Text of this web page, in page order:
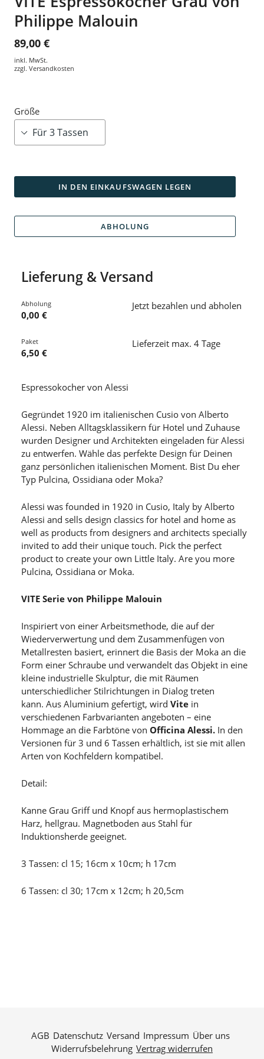
Philippe Malouin
89,00 €
inkl. MwSt.
zzgl. Versandkosten
Größe
IN DEN EINKAUFSWAGEN LEGEN
ABHOLUNG
Lieferung & Versand
Abholung
0,00 €
Jetzt bezahlen und abholen
Paket
6,50 €
Lieferzeit max. 4 Tage
Espressokocher von Alessi
Gegründet 1920 im italienischen Cusio von Alberto
Alessi. Neben Alltagsklassikern für Hotel und Zuhause
wurden Designer und Architekten eingeladen für Alessi
zu entwerfen. Wähle das perfekte Design für Deinen
ganz persönlichen italienischen Moment. Bist Du eher
Typ Pulcina, Ossidiana oder Moka?
Alessi was founded in 1920 in Cusio, Italy by Alberto
Alessi and sells design classics for hotel and home as
well as products from designers and architects specially
invited to add their unique touch. Pick the perfect
product to create your own Little Italy. Are you more
Pulcina, Ossidiana or Moka.
VITE Serie von Philippe Malouin
Inspiriert von einer Arbeitsmethode, die auf der
Wiederverwertung und dem Zusammenfügen von
Metallresten basiert, erinnert die Basis der Moka an die
Form einer Schraube und verwandelt das Objekt in eine
kleine industrielle Skulptur, die mit Räumen
unterschiedlicher Stilrichtungen in Dialog treten
kann. Aus Aluminium gefertigt, wird Vite in
verschiedenen Farbvarianten angeboten – eine
Hommage an die Farbtöne von Officina Alessi. In den
Versionen für 3 und 6 Tassen erhältlich, ist sie mit allen
Arten von Kochfeldern kompatibel.
Detail:
Kanne Grau Griff und Knopf aus hermoplastischem
Harz, hellgrau. Magnetboden aus Stahl für
Induktionsherde geeignet.
3 Tassen: cl 15; 16cm x 10cm; h 17cm
6 Tassen: cl 30; 17cm x 12cm; h 20,5cm
AGB Datenschutz Versand Impressum Über uns
Widerrufsbelehrung Vertrag widerrufen